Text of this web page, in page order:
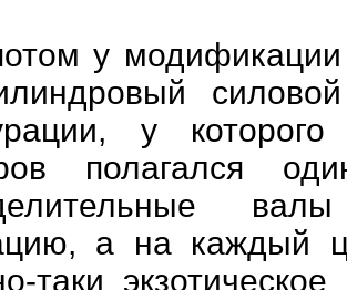
у
у
полагался
а на каждый
таки